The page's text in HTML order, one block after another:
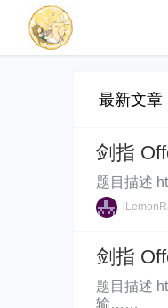
最新文章
剑指
题目描述
剑指
题目描述
输……